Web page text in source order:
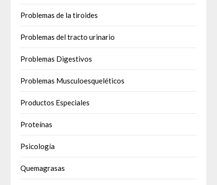
Problemas de la tiroides
Problemas del tracto urinario
Problemas Digestivos
Problemas Musculoesqueléticos
Productos Especiales
Proteínas
Psicología
Quemagrasas